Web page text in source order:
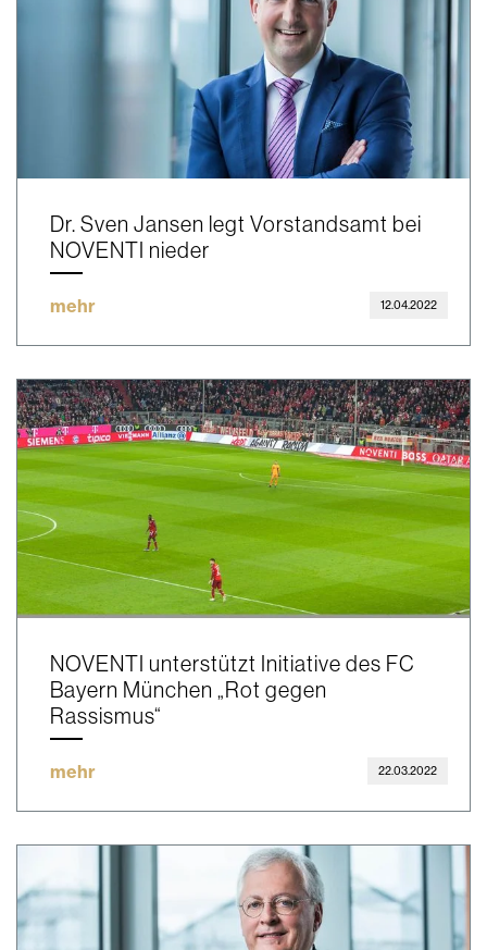
Dr. Sven Jansen legt Vorstandsamt bei
NOVENTI nieder
mehr 12.04.2022
NOVENTI unterstützt Initiative des FC
Bayern München „Rot gegen
Rassismus“
mehr 22.03.2022